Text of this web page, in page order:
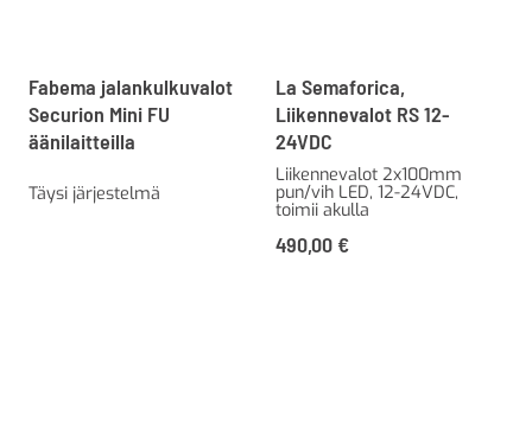
Fabema jalankulkuvalot
Securion Mini FU
äänilaitteilla
Täysi järjestelmä
La Semaforica,
Liikennevalot RS 12-
24VDC
Liikennevalot 2x100mm
pun/vih LED, 12-24VDC,
toimii akulla
490,00 €